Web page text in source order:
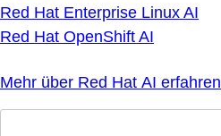
Red Hat Enterprise Linux AI
Red Hat OpenShift AI
Mehr über Red Hat AI erfahren